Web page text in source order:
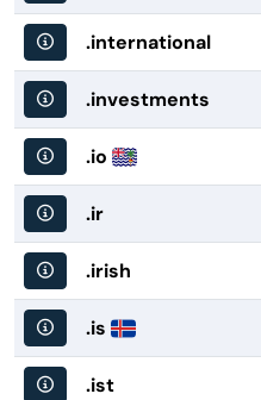
.international
.investments
.io
.ir
.irish
.is
.ist